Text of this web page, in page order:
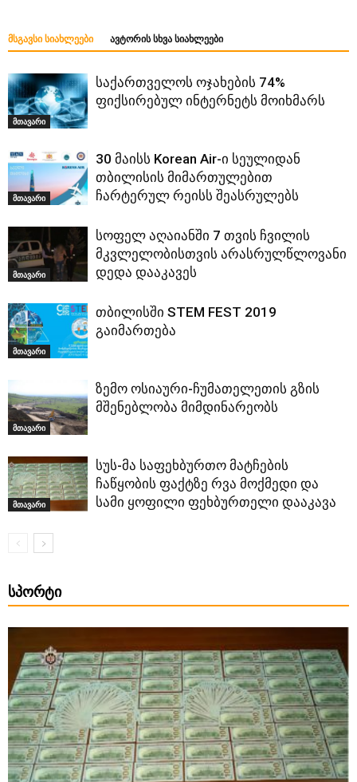
ᲛᲡᲒᲐᲕᲡᲘ ᲡᲘᲐᲮᲚᲔᲔᲑᲘ ᲐᲕᲢᲝᲠᲘᲡ ᲡᲮᲕᲐ ᲡᲘᲐᲮᲚᲔᲔᲑᲘ
მთავარი
საქართველოს ოჯახების 74%
ფიქსირებულ ინტერნეტს მოიხმარს
მთავარი
30 მაისს Korean Air-ი სეულიდან
თბილისის მიმართულებით
ჩარტერულ რეისს შეასრულებს
მთავარი
სოფელ აღაიანში 7 თვის ჩვილის
მკვლელობისთვის არასრულწლოვანი
დედა დააკავეს
მთავარი
თბილისში STEM FEST 2019
გაიმართება
მთავარი
ზემო ოსიაური-ჩუმათელეთის გზის
მშენებლობა მიმდინარეობს
მთავარი
სუს-მა საფეხბურთო მატჩების
ჩაწყობის ფაქტზე რვა მოქმედი და
სამი ყოფილი ფეხბურთელი დააკავა
ᲡᲞᲝᲠᲢᲘ